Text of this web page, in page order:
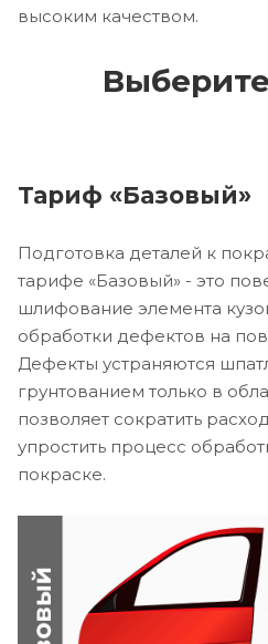
высоким качеством.
Тариф «Базовый»
Подготовка деталей к
тарифе «Базовый» - это
шлифование элемента
обработки дефектов на
Дефекты устраняются
грунтованием только в
позволяет сократить
упростить процесс
покраске.